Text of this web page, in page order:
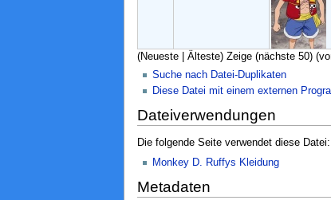
(Neueste | Älteste) Zeige (nächste 50)
Suche nach Datei-Duplikaten
Diese Datei mit einem externen
Dateiverwendungen
Die folgende Seite verwendet diese Datei:
Monkey D. Ruffys Kleidung
Metadaten